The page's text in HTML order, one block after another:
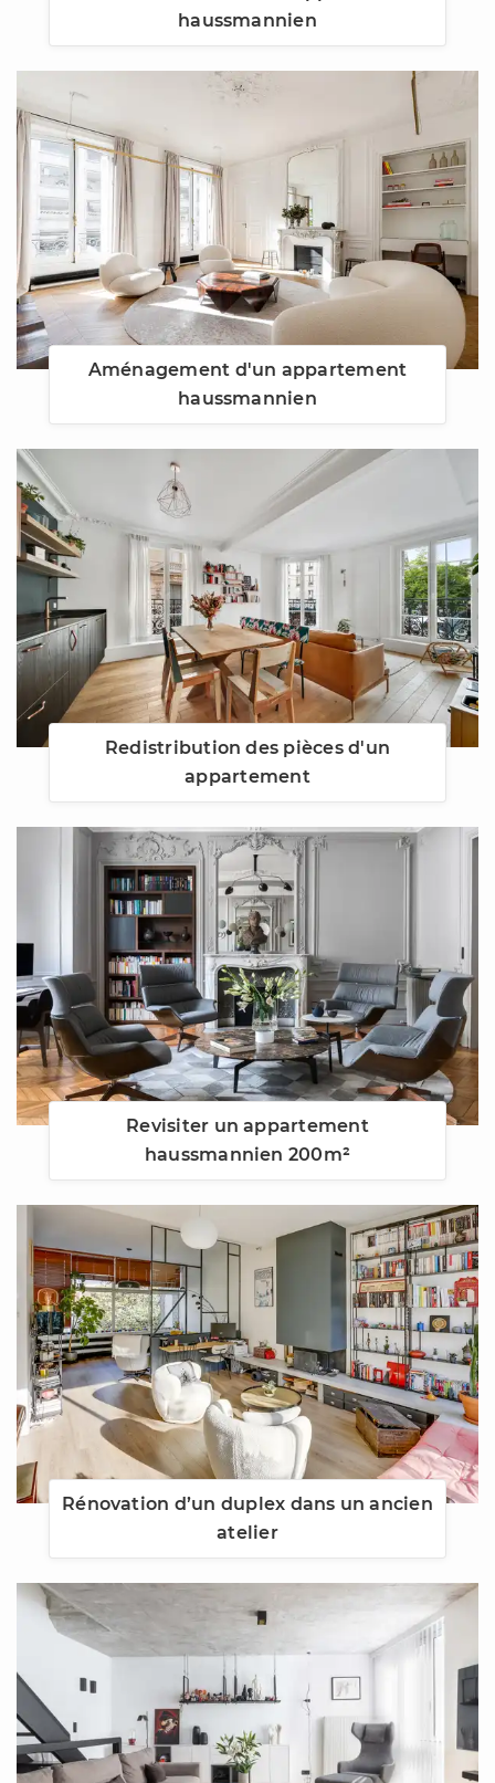
haussmannien
Aménagement d'un appartement
haussmannien
Redistribution des pièces d'un
appartement
Revisiter un appartement
haussmannien 200m²
Rénovation d’un duplex dans un ancien
atelier